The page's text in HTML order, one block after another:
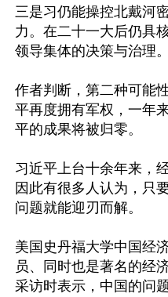
三是习仍能操控北戴河
力。在二十一大后仍具
领导集体的决策与治理。
作者判断，第二种可能
平再度拥有军权，一年
平的成果将被归零。
习近平上台十余年来，
因此有很多人认为，只
问题就能迎刃而解。
美国史丹福大学中国经
员、同时也是著名的经
采访时表示，中国的问